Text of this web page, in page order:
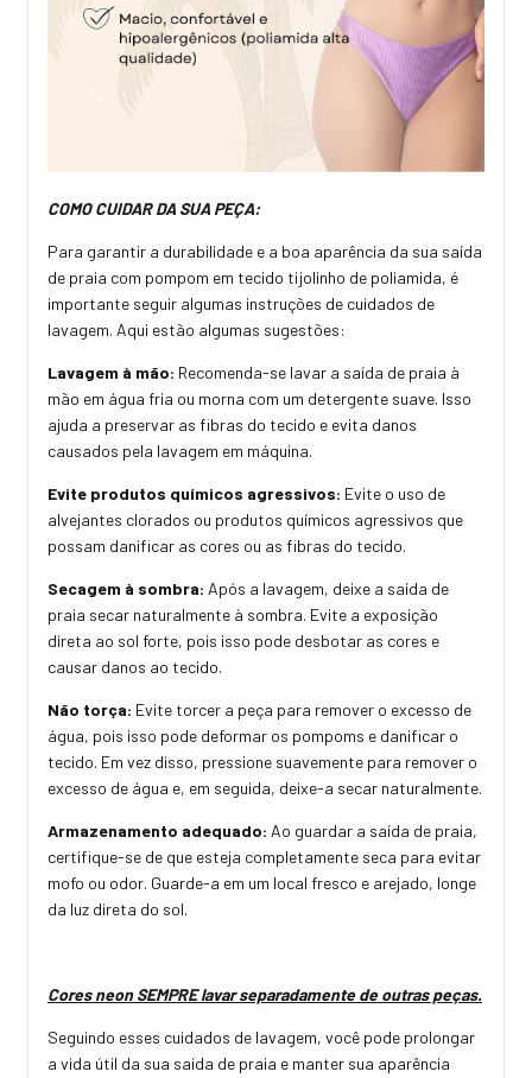
COMO CUIDAR DA SUA PEÇA:
Para garantir a durabilidade e a boa aparência da sua saída
de praia com pompom em tecido tijolinho de poliamida, é
importante seguir algumas instruções de cuidados de
lavagem. Aqui estão algumas sugestões:
Lavagem à mão: Recomenda-se lavar a saída de praia à
mão em água fria ou morna com um detergente suave. Isso
ajuda a preservar as fibras do tecido e evita danos
causados pela lavagem em máquina.
Evite produtos químicos agressivos: Evite o uso de
alvejantes clorados ou produtos químicos agressivos que
possam danificar as cores ou as fibras do tecido.
Secagem à sombra: Após a lavagem, deixe a saída de
praia secar naturalmente à sombra. Evite a exposição
direta ao sol forte, pois isso pode desbotar as cores e
causar danos ao tecido.
Não torça: Evite torcer a peça para remover o excesso de
água, pois isso pode deformar os pompoms e danificar o
tecido. Em vez disso, pressione suavemente para remover o
excesso de água e, em seguida, deixe-a secar naturalmente.
Armazenamento adequado: Ao guardar a saída de praia,
certifique-se de que esteja completamente seca para evitar
mofo ou odor. Guarde-a em um local fresco e arejado, longe
da luz direta do sol.
Cores neon SEMPRE lavar separadamente de outras peças.
Seguindo esses cuidados de lavagem, você pode prolongar
a vida útil da sua saída de praia e manter sua aparência